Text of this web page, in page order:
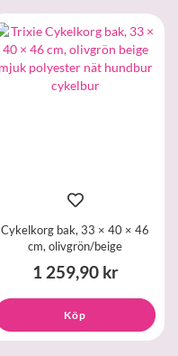
Cykelkorg bak, 33 × 40 × 46
cm, olivgrön/beige
1 259,90 kr
Köp